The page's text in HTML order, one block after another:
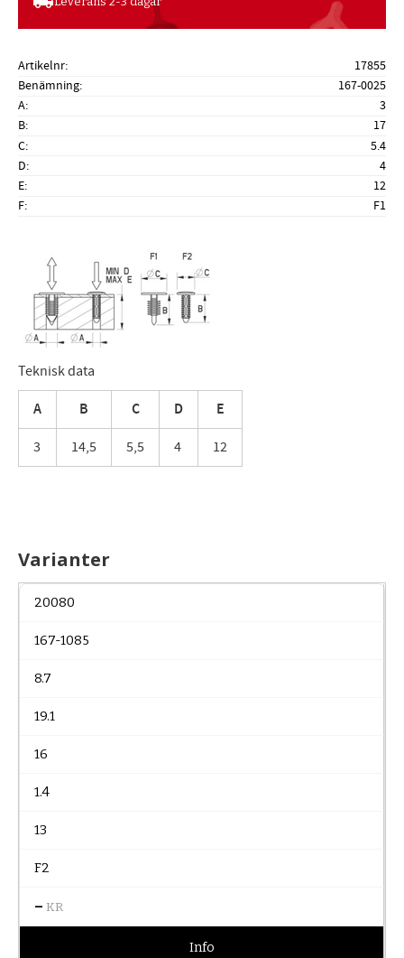
Artikelnr
17855
Benämning
167-0025
A
3
B
17
C
5.4
D
4
E
12
F
F1
Teknisk data
A B C D E
3 14,5 5,5 4 12
Varianter
20080
167-1085
8.7
19.1
16
1.4
13
F2
– KR
Info